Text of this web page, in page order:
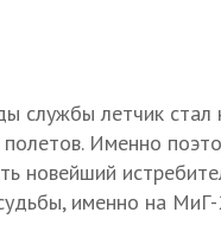
службы летчик
полетов. Именно
новейший
именно на